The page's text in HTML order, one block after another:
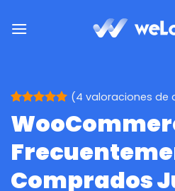
con5 de 5
valoraciones
de clientes
(4 valoraciones de
Comprados